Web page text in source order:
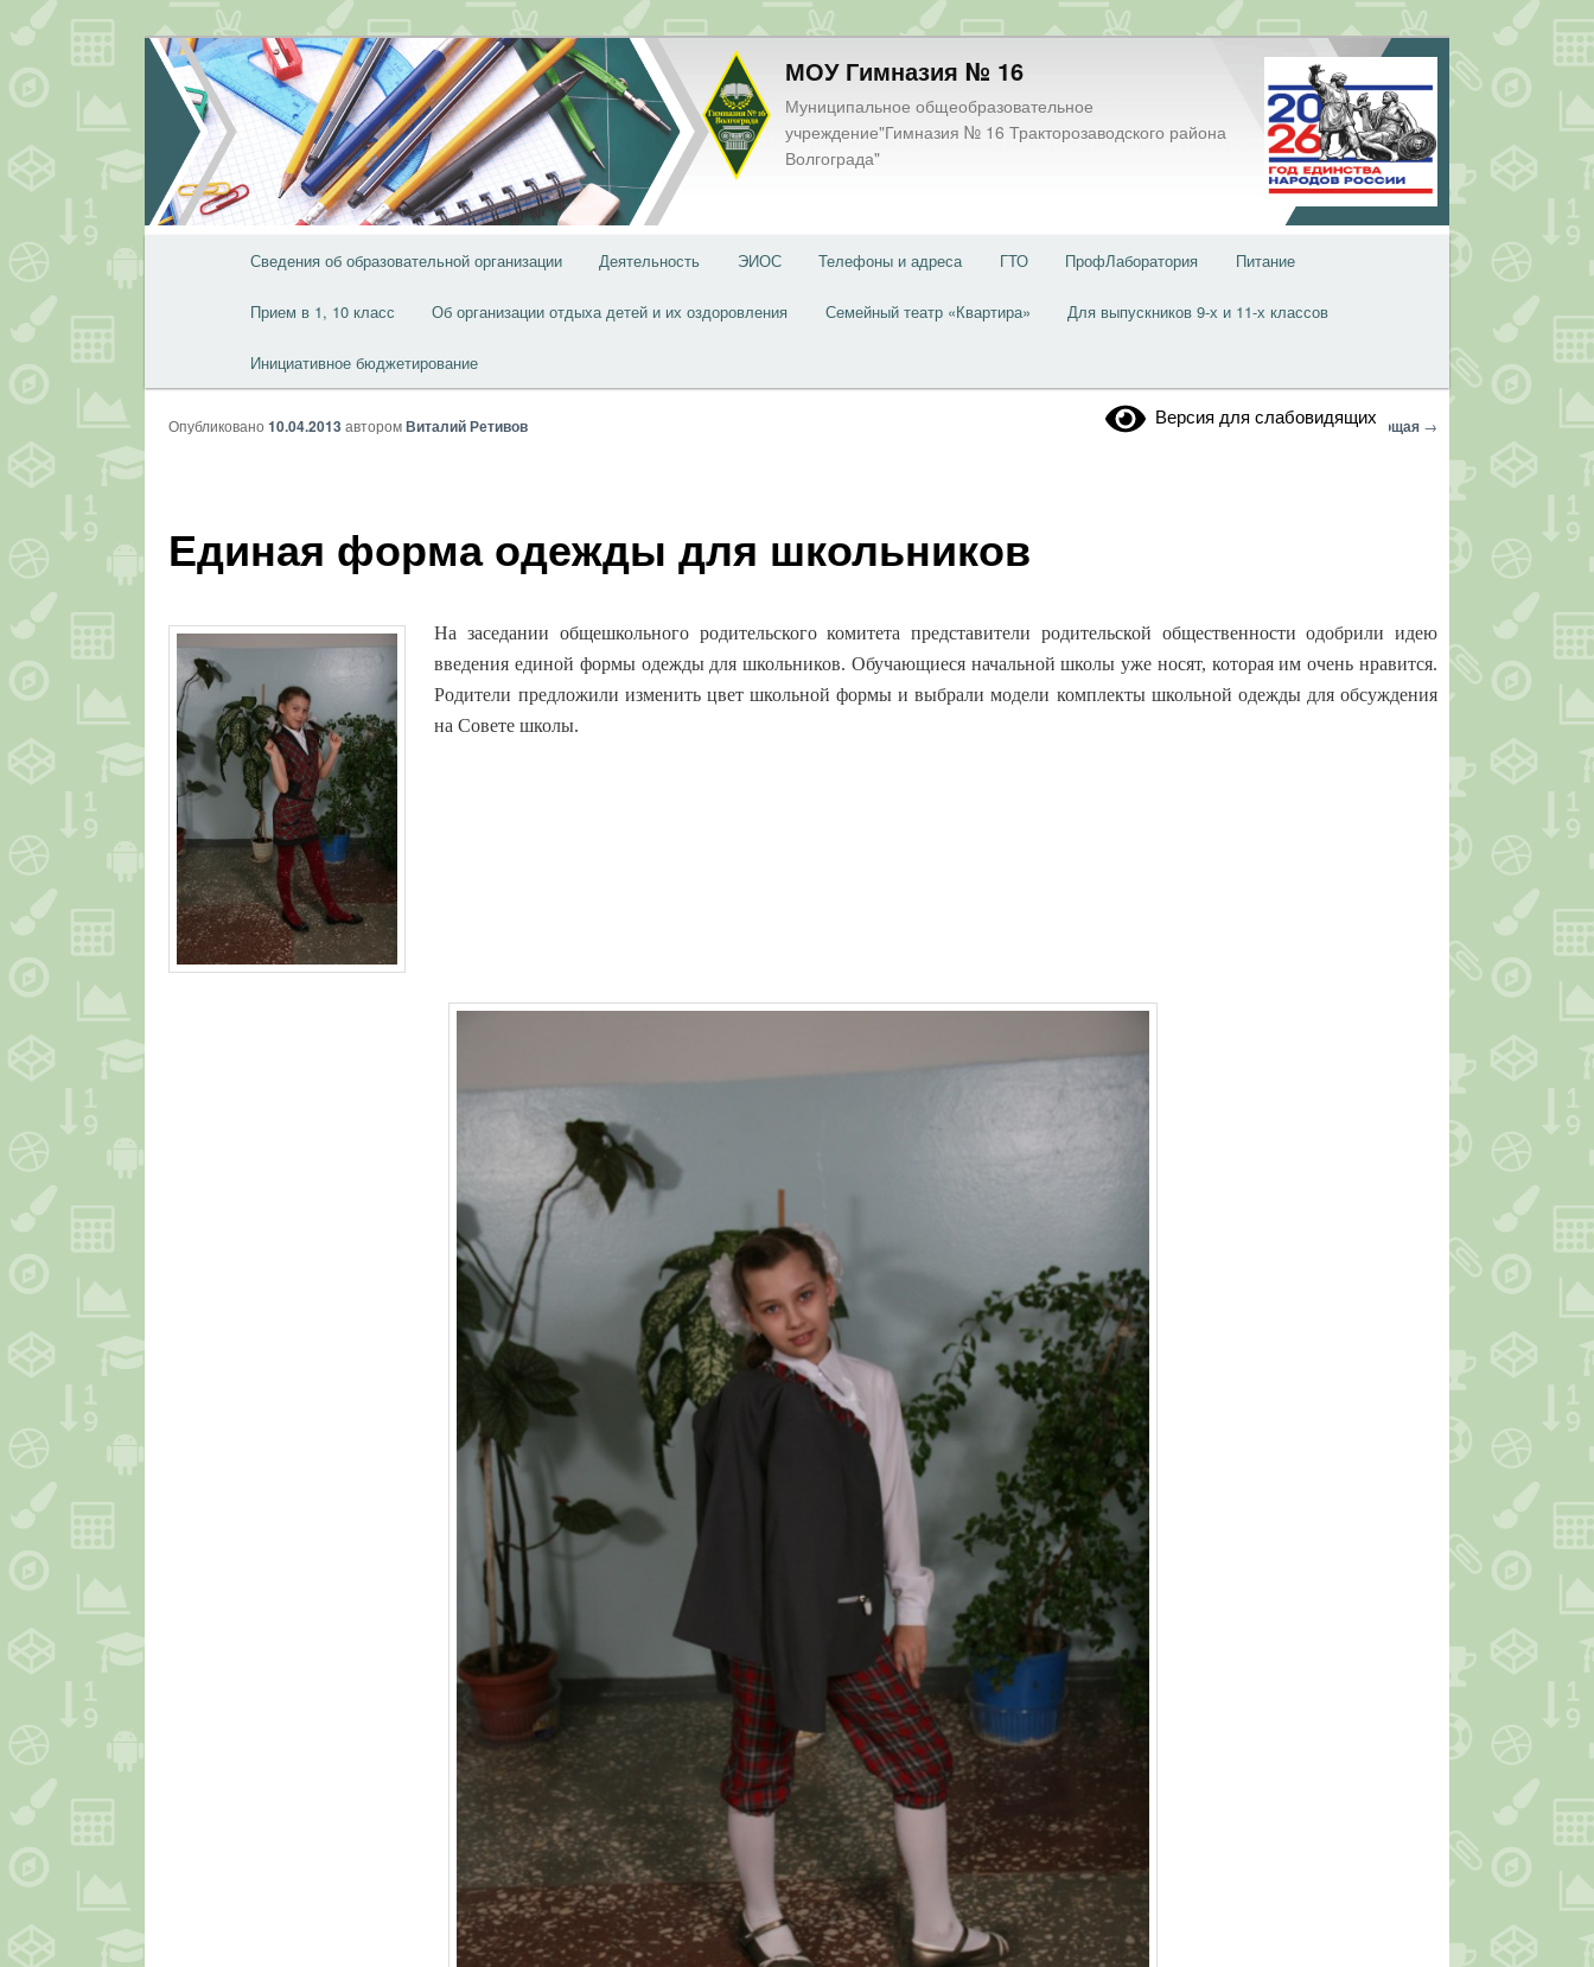
Перейти
к
основному
содержимому
МОУ Гимназия № 16
Муниципальное общеобразовательное
учреждение"Гимназия № 16 Тракторозаводского района
Волгограда"
Сведения об образовательной организации Деятельность ЭИОС Телефоны и адреса ГТО ПрофЛаборатория Питание
Прием в 1, 10 класс Об организации отдыха детей и их оздоровления Семейный театр «Квартира» Для выпускников 9-х и 11-х классов
Инициативное бюджетирование
Версия для слабовидящих
Навигация
← Предыдущая Следующая →
Единая форма одежды для школьников
Опубликовано 10.04.2013 авторомВиталий Ретивов
На заседании общешкольного родительского комитета представители родительской общественности одобрили идею
введения единой формы одежды для школьников. Обучающиеся начальной школы уже носят, которая им очень нравится.
Родители предложили изменить цвет школьной формы и выбрали модели комплекты школьной одежды для обсуждения
на Совете школы.